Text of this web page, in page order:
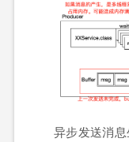
异步发送消